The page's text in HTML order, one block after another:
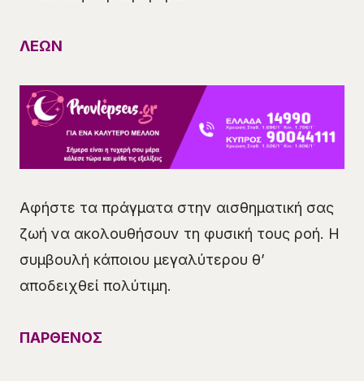
ΛΕΩΝ
Αφήστε τα πράγματα στην αισθηματική σας
ζωή να ακολουθήσουν τη φυσική τους ροή. Η
συμβουλή κάποιου μεγαλύτερου θ’
αποδειχθεί πολύτιμη.
ΠΑΡΘΕΝΟΣ